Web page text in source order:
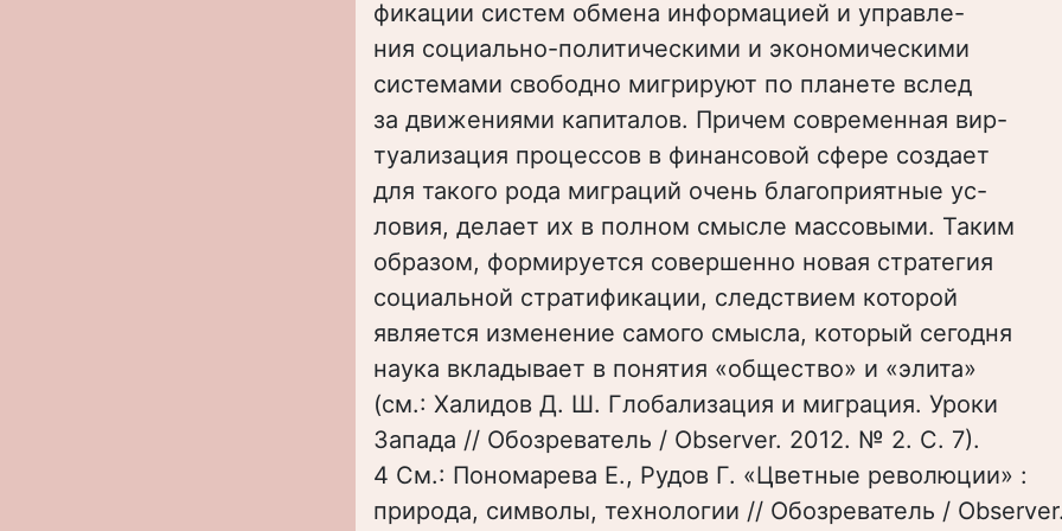
фикации систем обмена информацией и управле-
ния социально-политическими и экономическими
системами свободно мигрируют по планете вслед
за движениями капиталов. Причем современная вир-
туализация процессов в финансовой сфере создает
для такого рода миграций очень благоприятные ус-
ловия, делает их в полном смысле массовыми. Таким
образом, формируется совершенно новая стратегия
социальной стратификации, следствием которой
является изменение самого смысла, который сегодня
наука вкладывает в понятия «общество» и «элита»
(см.: Халидов Д. Ш. Глобализация и миграция. Уроки
Запада // Обозреватель / Observer. 2012. № 2. С. 7).
4 См.: Пономарева Е., Рудов Г. «Цветные революции» :
природа, символы, технологии // Обозреватель /